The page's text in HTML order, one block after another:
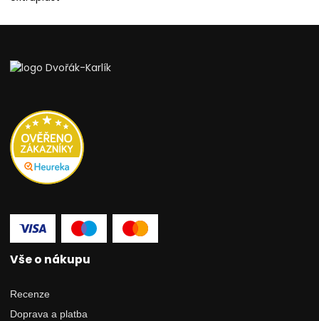
Vše o nákupu
Recenze
Doprava a platba